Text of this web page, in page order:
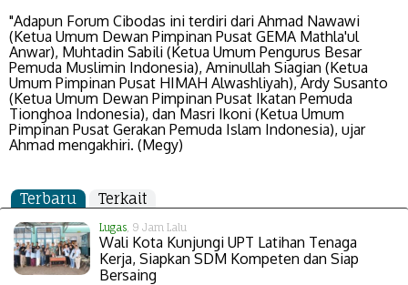
"Adapun Forum Cibodas ini terdiri dari Ahmad Nawawi
(Ketua Umum Dewan Pimpinan Pusat GEMA Mathla'ul
Anwar), Muhtadin Sabili (Ketua Umum Pengurus Besar
Pemuda Muslimin Indonesia), Aminullah Siagian (Ketua
Umum Pimpinan Pusat HIMAH Alwashliyah), Ardy Susanto
(Ketua Umum Dewan Pimpinan Pusat Ikatan Pemuda
Tionghoa Indonesia), dan Masri Ikoni (Ketua Umum
Pimpinan Pusat Gerakan Pemuda Islam Indonesia), ujar
Ahmad mengakhiri. (Megy)
Terbaru Terkait
Lugas, 9 Jam Lalu
Wali Kota Kunjungi UPT Latihan Tenaga
Kerja, Siapkan SDM Kompeten dan Siap
Bersaing